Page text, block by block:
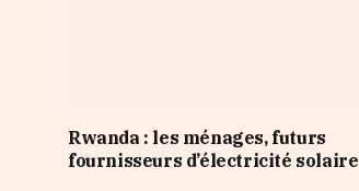
Rwanda : les ménages, futurs
fournisseurs d’électricité solaire